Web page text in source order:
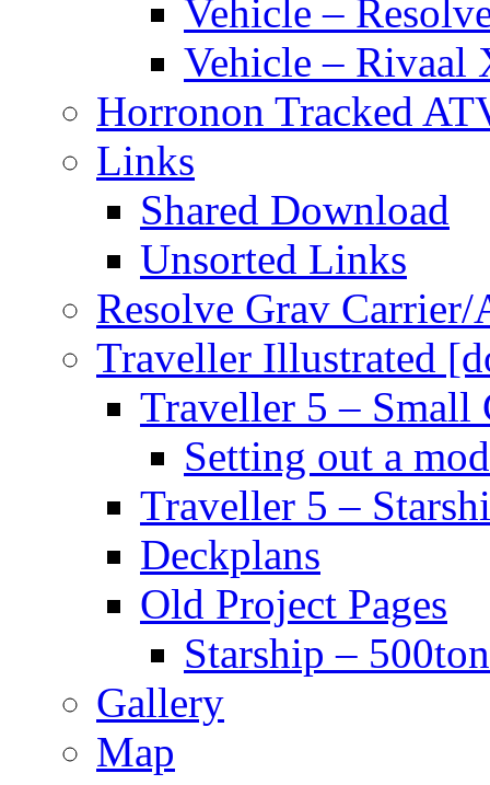
Vehicle –
Vehicle – Rivaal
Horronon Tracked
Links
Shared Download
Unsorted Links
Resolve Grav Carrier/
Traveller Illustrated
Traveller 5 – Small
Setting out a
Traveller 5 –
Deckplans
Old Project Pages
Starship –
Gallery
Map